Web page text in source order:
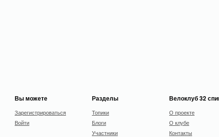
Вы можете
Зарегистрироваться
Войти
Разделы
Топики
Блоги
Участники
Велоклуб 32
О проекте
О клубе
Контакты